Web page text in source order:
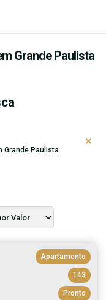
Grande Paulista
Grande Paulista
143
Apartamento
Pronto